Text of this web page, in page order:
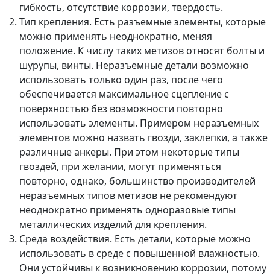
гибкость, отсутствие коррозии, твердость.
Тип крепления. Есть разъемные элементы, которые
можно применять неоднократно, меняя
положение. К числу таких метизов относят болты и
шурупы, винты. Неразъемные детали возможно
использовать только один раз, после чего
обеспечивается максимальное сцепление с
поверхностью без возможности повторно
использовать элементы. Примером неразъемных
элементов можно назвать гвозди, заклепки, а также
различные анкеры. При этом некоторые типы
гвоздей, при желании, могут применяться
повторно, однако, большинство производителей
неразъемных типов метизов не рекомендуют
неоднократно применять одноразовые типы
металлических изделий для крепления.
Среда воздействия. Есть детали, которые можно
использовать в среде с повышенной влажностью.
Они устойчивы к возникновению коррозии, потому